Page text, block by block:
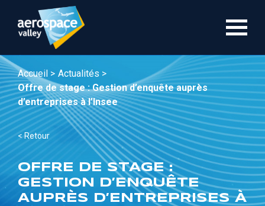
contenu
Accueil > Actualités >
Offre de stage : Gestion d’enquête auprès
d’entreprises à l’Insee
< Retour
OFFRE DE STAGE :
GESTION D’ENQUÊTE
AUPRÈS D’ENTREPRISES À